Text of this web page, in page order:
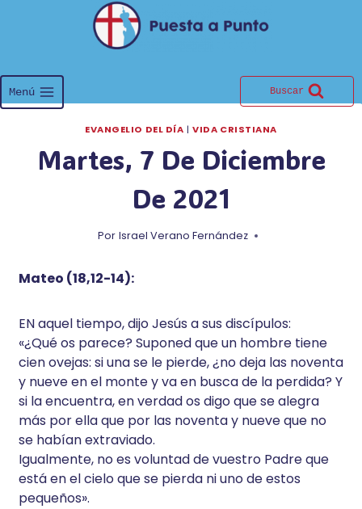
Menú Buscar
EVANGELIO DEL DÍA |VIDA CRISTIANA
Martes, 7 De Diciembre
De 2021
Por Israel Verano Fernández
Mateo (18,12-14):
EN aquel tiempo, dijo Jesús a sus discípulos:
«¿Qué os parece? Suponed que un hombre tiene
cien ovejas: si una se le pierde, ¿no deja las noventa
y nueve en el monte y va en busca de la perdida? Y
si la encuentra, en verdad os digo que se alegra
más por ella que por las noventa y nueve que no
se habían extraviado.
Igualmente, no es voluntad de vuestro Padre que
está en el cielo que se pierda ni uno de estos
pequeños».